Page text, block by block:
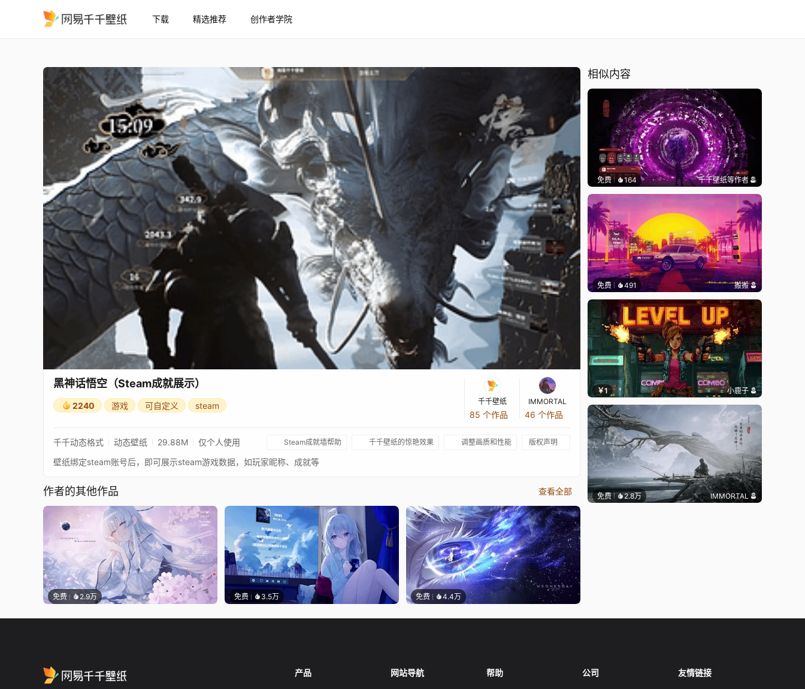
下载 精选推荐 创作者学院
黑神话悟空（Steam成就展示）
2240 游戏 可自定义 steam 千千壁纸
85 个作品
IMMORTAL
46 个作品
千千动态格式 动态壁纸 29.88M 仅个人使用 Steam成就墙帮助 千千壁纸的惊艳效果 调整画质和性能 版权声明
壁纸绑定steam账号后，即可展示steam游戏数据，如玩家昵称、成就等
作者的其他作品 查看全部
免费 2.9万 免费 3.5万 免费 4.4万
相似内容
免费 164 千千壁纸等作者
免费 491 搬搬
￥1 小鹿子
免费 2.8万 IMMORTAL
产品 网站导航 帮助 公司 友情链接